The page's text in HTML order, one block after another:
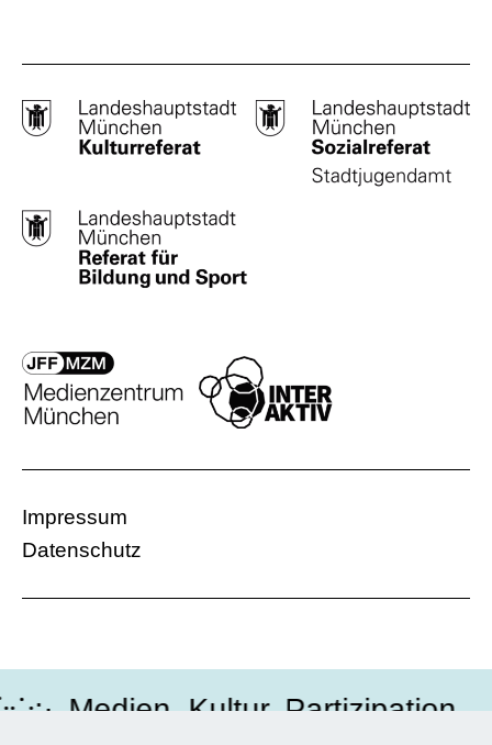
Impressum
Datenschutz
Kultur, Partizipation